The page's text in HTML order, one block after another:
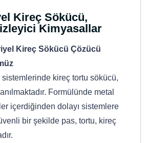
Kireç Sökücü,
Kimyasallar
Kireç Sökücü Çözücü
sistemlerinde kireç tortu sökücü,
Formülünde metal
içerdiğinden dolayı sistemlere
bir şekilde pas, tortu, kireç